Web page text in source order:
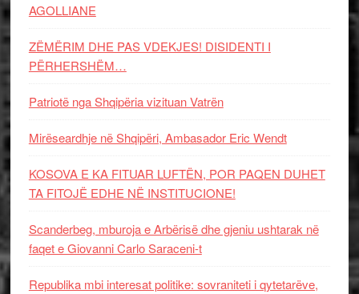
AGOLLIANE
ZËMËRIM DHE PAS VDEKJES! DISIDENTI I
PËRHERSHËM…
Patriotë nga Shqipëria vizituan Vatrën
Mirëseardhje në Shqipëri, Ambasador Eric Wendt
KOSOVA E KA FITUAR LUFTËN, POR PAQEN DUHET
TA FITOJË EDHE NË INSTITUCIONE!
Scanderbeg, mburoja e Arbërisë dhe gjeniu ushtarak në
faqet e Giovanni Carlo Saraceni-t
Republika mbi interesat politike: sovraniteti i qytetarëve,